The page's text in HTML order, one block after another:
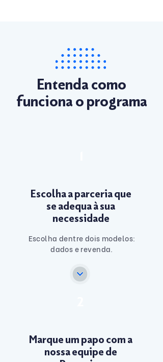
Entenda como
funciona o programa
Escolha a parceria que
se adequa à sua
necessidade
Escolha dentre dois modelos:
dados e revenda.
Marque um papo com a
nossa equipe de